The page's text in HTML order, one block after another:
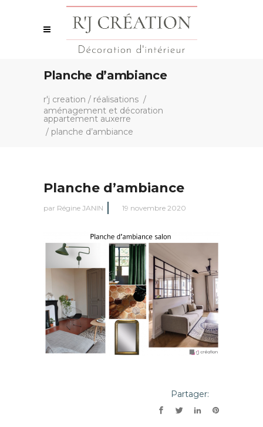
Planche d’ambiance
r'j creation / réalisations /
aménagement et décoration
appartement auxerre
/ planche d’ambiance
Planche d’ambiance
par Régine JANIN 19 novembre 2020
Partager: